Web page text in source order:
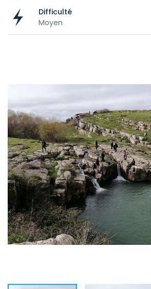
Difficulté
Moyen